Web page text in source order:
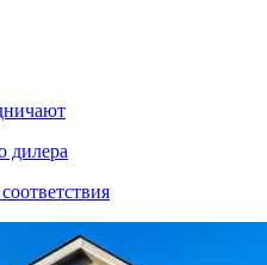
дилера